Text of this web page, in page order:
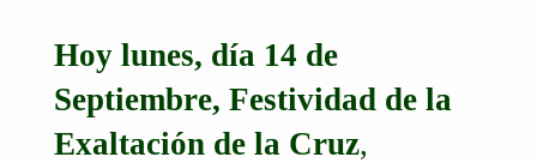
Hoy lunes, día 14 de
Septiembre, Festividad de la
Exaltación de la Cruz,